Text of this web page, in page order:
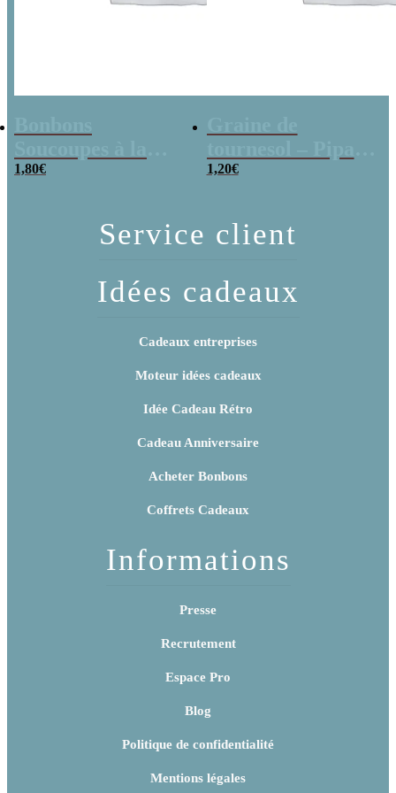
poudre (x20)
1,80€
x 3
1,20€
Service client
Idées cadeaux
Cadeaux entreprises
Moteur idées cadeaux
Idée Cadeau Rétro
Cadeau Anniversaire
Acheter Bonbons
Coffrets Cadeaux
Informations
Presse
Recrutement
Espace Pro
Blog
Politique de confidentialité
Mentions légales